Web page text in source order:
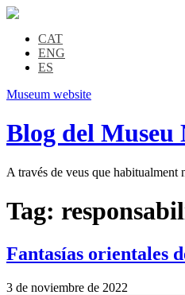
CAT
ENG
ES
Museum website
Blog del
A través de veus que
Tag:
Fantasías orientales
3 de noviembre de 2022